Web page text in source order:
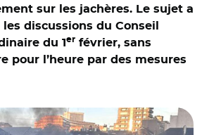
sur les jachères. Le sujet a
discussions du Conseil
du 1 er février, sans
pour l’heure par des mesures
des agriculteurs à